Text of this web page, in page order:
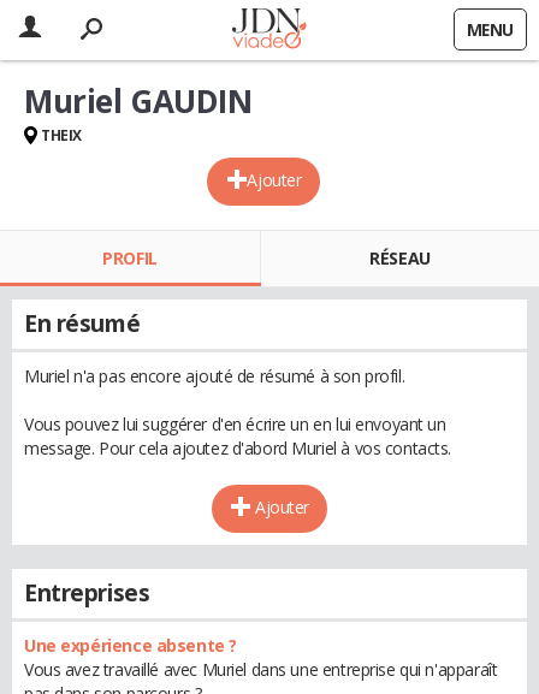
MENU
Ajouter
Muriel GAUDIN
THEIX
PROFIL RÉSEAU
En résumé
Muriel n'a pas encore ajouté de résumé à son profil.
Vous pouvez lui suggérer d'en écrire un en lui envoyant un
message. Pour cela ajoutez d'abord Muriel à vos contacts.
Ajouter
Entreprises
Une expérience absente ?
Vous avez travaillé avec Muriel dans une entreprise qui n'apparaît